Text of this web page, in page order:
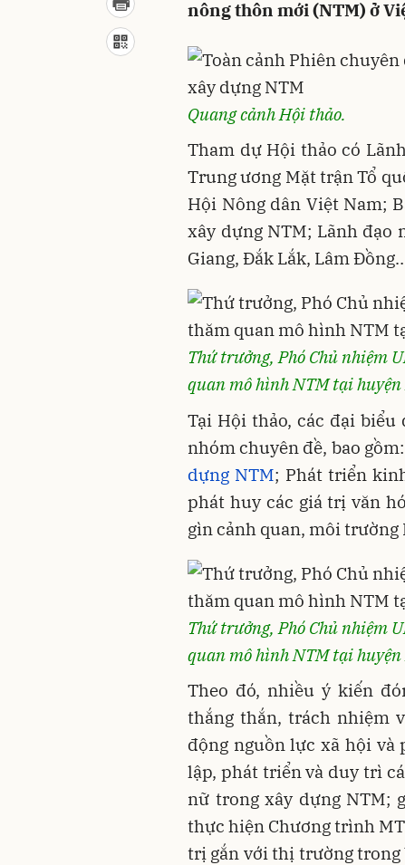
nông thôn mới (NTM) ở
Quang cảnh Hội thảo.
Tham dự Hội thảo có
Trung ương Mặt trận Tổ
Hội Nông dân Việt Nam;
xây dựng NTM; Lãnh đạo
Giang, Đắk Lắk, Lâm
Thứ trưởng, Phó Chủ nhiệm
quan mô hình NTM tại
Tại Hội thảo, các đại
nhóm chuyên đề, bao
dựng NTM; Phát triển
phát huy các giá trị văn
gìn cảnh quan, môi trường
Thứ trưởng, Phó Chủ nhiệm
quan mô hình NTM tại
Theo đó, nhiều ý kiến
thắng thắn, trách nhiệm
động nguồn lực xã hội và
lập, phát triển và duy trì
nữ trong xây dựng NTM;
thực hiện Chương trình
trị gắn với thị trường